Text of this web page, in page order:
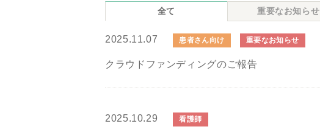
全て 重要なお知らせ
2025.11.07 患者さん向け 重要なお知らせ
クラウドファンディングのご報告
2025.10.29 看護師